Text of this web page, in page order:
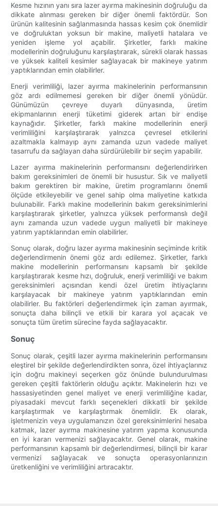
Kesme hızının yanı sıra lazer ayırma makinesinin doğruluğu da
dikkate alınması gereken bir diğer önemli faktördür. Son
ürünün kalitesinin sağlanmasında hassas kesim çok önemlidir
ve doğruluktan yoksun bir makine, maliyetli hatalara ve
yeniden işleme yol açabilir. Şirketler, farklı makine
modellerinin doğruluğunu karşılaştırarak, sürekli olarak hassas
ve yüksek kaliteli kesimler sağlayacak bir makineye yatırım
yaptıklarından emin olabilirler.
Enerji verimliliği, lazer ayırma makinelerinin performansının
göz ardı edilmemesi gereken bir diğer önemli yönüdür.
Günümüzün çevreye duyarlı dünyasında, üretim
ekipmanlarının enerji tüketimi giderek artan bir endişe
kaynağıdır. Şirketler, farklı makine modellerinin enerji
verimliliğini karşılaştırarak yalnızca çevresel etkilerini
azaltmakla kalmayıp aynı zamanda uzun vadede maliyet
tasarrufu da sağlayan daha sürdürülebilir bir seçim yapabilir.
Lazer ayırma makinelerinin performansını değerlendirirken
bakım gereksinimleri de önemli bir husustur. Sık ve maliyetli
bakım gerektiren bir makine, üretim programlarını önemli
ölçüde etkileyebilir ve genel sahip olma maliyetine katkıda
bulunabilir. Farklı makine modellerinin bakım gereksinimlerini
karşılaştırarak şirketler, yalnızca yüksek performanslı değil
aynı zamanda uzun vadede uygun maliyetli bir makineye
yatırım yaptıklarından emin olabilirler.
Sonuç olarak, doğru lazer ayırma makinesinin seçiminde kritik
değerlendirmenin önemi göz ardı edilemez. Şirketler, farklı
makine modellerinin performansını kapsamlı bir şekilde
karşılaştırarak kesme hızı, doğruluk, enerji verimliliği ve bakım
gereksinimleri açısından kendi özel üretim ihtiyaçlarını
karşılayacak bir makineye yatırım yaptıklarından emin
olabilirler. Bu faktörleri değerlendirmek için zaman ayırmak,
sonuçta daha bilinçli ve etkili bir karara yol açacak ve
sonuçta tüm üretim sürecine fayda sağlayacaktır.
Sonuç
Sonuç olarak, çeşitli lazer ayırma makinelerinin performansını
eleştirel bir şekilde değerlendirdikten sonra, özel ihtiyaçlarınız
için doğru makineyi seçerken göz önünde bulundurulması
gereken çeşitli faktörlerin olduğu açıktır. Makinelerin hızı ve
hassasiyetinden genel maliyet ve enerji verimliliğine kadar,
piyasadaki mevcut farklı seçenekleri dikkatli bir şekilde
karşılaştırmak ve karşılaştırmak önemlidir. Ek olarak,
işletmenizin veya uygulamanızın özel gereksinimlerini hesaba
katmak, lazer ayırma makinesine yatırım yapma konusunda
en iyi kararı vermenizi sağlayacaktır. Genel olarak, makine
performansının kapsamlı bir değerlendirmesi, bilinçli bir karar
vermenizi sağlayacak ve sonuçta operasyonlarınızın
üretkenliğini ve verimliliğini artıracaktır.